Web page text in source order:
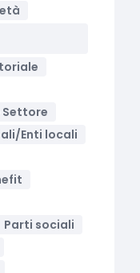
Settore
Enti locali
Parti sociali